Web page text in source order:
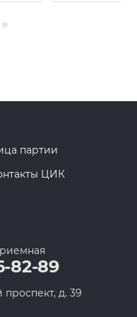
партии
ЦИК
82-89
д. 39